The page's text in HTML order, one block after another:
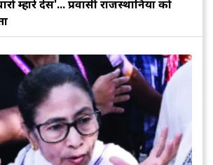
म्हारे देस'... प्रवासी राजस्थानियों को